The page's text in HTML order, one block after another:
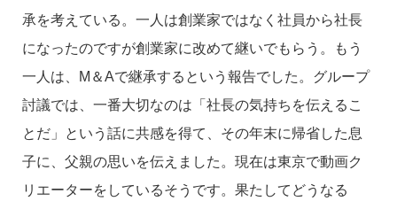
承を考えている。一人は創業家ではなく社員から社長
になったのですが創業家に改めて継いでもらう。もう
一人は、M＆Aで継承するという報告でした。グループ
討議では、一番大切なのは「社長の気持ちを伝えるこ
とだ」という話に共感を得て、その年末に帰省した息
子に、父親の思いを伝えました。現在は東京で動画ク
リエーターをしているそうです。果たしてどうなる